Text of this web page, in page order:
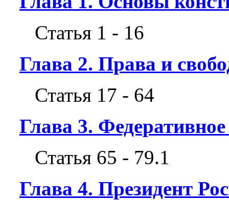
Статья 1 - 16
Глава 2. Права и
Статья 17 - 64
Глава 3. Федеративное
Статья 65 - 79.1
Глава 4. Президент